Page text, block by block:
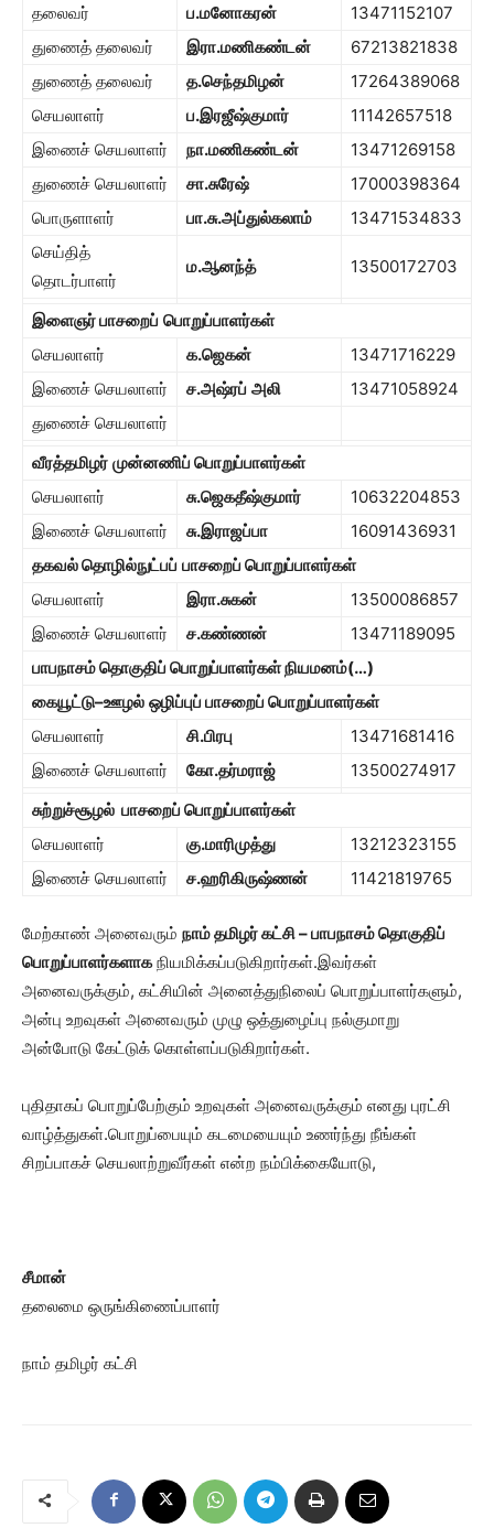
தலைவர்
ப.மனோகரன்
13471152107
துணைத் தலைவர்
இரா.மணிகண்டன்
67213821838
துணைத் தலைவர்
த.செந்தமிழன்
17264389068
செயலாளர்
ப.இரஜீஷ்குமார்
11142657518
இணைச் செயலாளர்
நா.மணிகண்டன்
13471269158
துணைச் செயலாளர்
சா.சுரேஷ்
17000398364
பொருளாளர்
பா.சு.அப்துல்கலாம்
13471534833
செய்தித்
தொடர்பாளர்
ம.ஆனந்த் 13500172703
இளைஞர் பாசறைப் பொறுப்பாளர்கள்
செயலாளர்
க.ஜெகன்
13471716229
இணைச் செயலாளர்
ச.அஷ்ரப் அலி
13471058924
துணைச் செயலாளர்
வீரத்தமிழர் முன்னணிப் பொறுப்பாளர்கள்
செயலாளர்
சு.ஜெகதீஷ்குமார்
10632204853
இணைச் செயலாளர்
சு.இராஜப்பா
16091436931
தகவல் தொழில்நுட்பப் பாசறைப் பொறுப்பாளர்கள்
செயலாளர்
இரா.சுகன்
13500086857
இணைச் செயலாளர்
ச.கண்ணன்
13471189095
பாபநாசம் தொகுதிப் பொறுப்பாளர்கள் நியமனம்(…)
கையூட்டு–ஊழல் ஒழிப்புப் பாசறைப் பொறுப்பாளர்கள்
செயலாளர்
சி.பிரபு
13471681416
இணைச் செயலாளர்
கோ.தர்மராஜ்
13500274917
சுற்றுச்சூழல் பாசறைப் பொறுப்பாளர்கள்
செயலாளர்
கு.மாரிமுத்து
13212323155
இணைச் செயலாளர்
ச.ஹரிகிருஷ்ணன் 11421819765
மேற்காண் அனைவரும் நாம் தமிழர் கட்சி–பாபநாசம் தொகுதிப்
பொறுப்பாளர்களாகநியமிக்கப்படுகிறார்கள்.இவர்கள்
அனைவருக்கும், கட்சியின் அனைத்துநிலைப் பொறுப்பாளர்களும்,
அன்பு உறவுகள் அனைவரும் முழு ஒத்துழைப்பு நல்குமாறு
அன்போடு கேட்டுக் கொள்ளப்படுகிறார்கள்.
புதிதாகப் பொறுப்பேற்கும் உறவுகள் அனைவருக்கும் எனது புரட்சி
வாழ்த்துகள்.பொறுப்பையும் கடமையையும் உணர்ந்து நீங்கள்
சிறப்பாகச் செயலாற்றுவீர்கள் என்ற நம்பிக்கையோடு,
சீமான்
தலைமை ஒருங்கிணைப்பாளர்
நாம் தமிழர் கட்சி